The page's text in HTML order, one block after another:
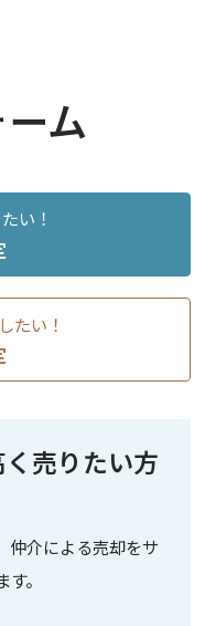
ム
い！
たい！
売りたい方
仲介による売却をサ
。